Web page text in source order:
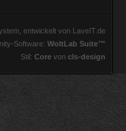
entwickelt von LaveIT.de
Software: WoltLab Suite™
Stil: Core von cls-design